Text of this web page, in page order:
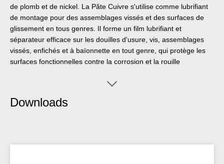
de plomb et de nickel. La Pâte Cuivre s'utilise comme lubrifiant
de montage pour des assemblages vissés et des surfaces de
glissement en tous genres. Il forme un film lubrifiant et
séparateur efficace sur les douilles d'usure, vis, assemblages
vissés, enfichés et à baïonnette en tout genre, qui protège les
surfaces fonctionnelles contre la corrosion et la rouille
de freins et les coulisses, les cames et les tiges de freins, sur les
d'autres connexions électriques, sur les vis ou les écrous de
Downloads